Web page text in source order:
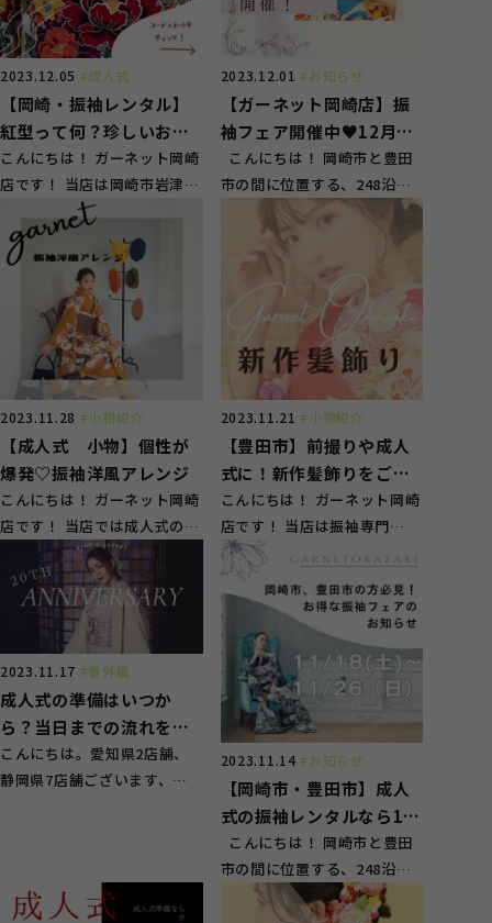
2023.12.05 #成人式
【岡崎・振袖レンタル】
紅型って何？珍しいお振
袖柄のご紹介！
こんにちは！ ガーネット岡崎
店です！ 当店は岡崎市岩津町
にある、スタジオを有する振
袖専門店♪ 成人...
2023.12.01#お知らせ
【ガーネット岡崎店】振
袖フェア開催中♥12月が
最後のチャンス！
こんにちは！ 岡崎市と豊田
市の間に位置する、248沿い
にございます、ガーネット岡
崎店です。 ...
2023.11.28 #小物紹介
【成人式 小物】個性が
爆発♡振袖洋風アレンジ
こんにちは！ ガーネット岡崎
店です！ 当店では成人式の振
袖選びから前撮り、 当日のお
仕度まで、ト...
2023.11.21#小物紹介
【豊田市】前撮りや成人
式に！新作髪飾りをご紹
介！！
こんにちは！ ガーネット岡崎
店です！ 当店は振袖専門
店！！ 幅広い種類のお振袖を
取り揃えておりま...
2023.11.17 #番外編
成人式の準備はいつか
ら？当日までの流れを解
説！
こんにちは。愛知県2店舗、
静岡県7店舗ございます、振
2023.11.14#お知らせ
【岡崎市・豊田市】成人
式の振袖レンタルなら11
月がお得！フェアのご案
内
こんにちは！ 岡崎市と豊田
市の間に位置する、248沿い
にございます、ガーネット岡